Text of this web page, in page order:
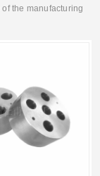
the manufacturing